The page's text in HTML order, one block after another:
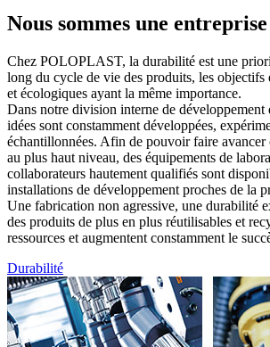
Nous sommes une
Chez POLOPLAST, la durabilité est une
long du cycle de vie des produits, les objectifs
et écologiques ayant la même importance.
Dans notre division interne de développement
idées sont constamment développées,
échantillonnées. Afin de pouvoir faire avancer
au plus haut niveau, des équipements de
collaborateurs hautement qualifiés sont
installations de développement proches de la
Une fabrication non agressive, une durabilité
des produits de plus en plus réutilisables et
ressources et augmentent constamment le
Durabilité